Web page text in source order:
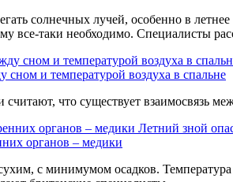
солнечных лучей, особенно в
все-таки необходимо. Специалисты
сном и температурой воздуха в спальне
что существует взаимосвязь
Летний зной
органов – медики
с минимумом осадков.